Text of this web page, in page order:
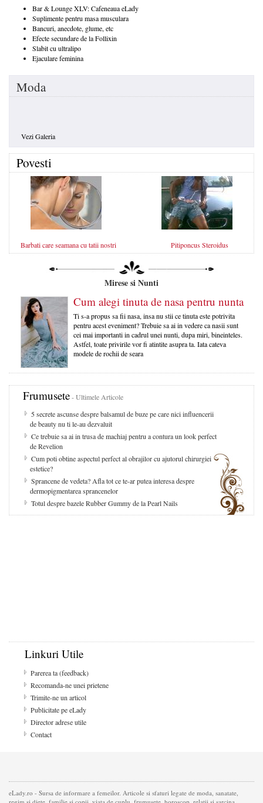
Bar & Lounge XLV: Cafeneaua eLady
Suplimente pentru masa musculara
Bancuri, anecdote, glume, etc
Efecte secundare de la Follixin
Slabit cu ultralipo
Ejaculare feminina
Moda
Vezi Galeria
Povesti
Barbati care seamana cu tatii nostri Pitiponcus Steroidus
Mirese si Nunti
Cum alegi tinuta de nasa pentru nunta
Ti s-a propus sa fii nasa, insa nu stii ce tinuta este potrivita
pentru acest eveniment? Trebuie sa ai in vedere ca nasii sunt
cei mai importanti in cadrul unei nunti, dupa miri, bineinteles.
Astfel, toate privirile vor fi atintite asupra ta. Iata cateva
modele de rochii de seara
Frumusete- Ultimele Articole
5 secrete ascunse despre balsamul de buze pe care nici influencerii
de beauty nu ti le-au dezvaluit
Ce trebuie sa ai in trusa de machiaj pentru a contura un look perfect
de Revelion
Cum poti obtine aspectul perfect al obrajilor cu ajutorul chirurgiei
estetice?
Sprancene de vedeta? Afla tot ce te-ar putea interesa despre
dermopigmentarea sprancenelor
Totul despre bazele Rubber Gummy de la Pearl Nails
Linkuri Utile
Parerea ta (feedback)
Recomanda-ne unei prietene
Trimite-ne un articol
Publicitate pe eLady
Director adrese utile
Contact
eLady.ro - Sursa de informare a femeilor. Articole si sfaturi legate de moda, sanatate,